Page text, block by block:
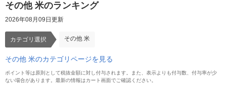
その他 米のランキング
2026年08月09日更新
カテゴリ選択 その他 米
その他 米のカテゴリページを見る
ポイント等は原則として税抜金額に対し付与されます。また、表示よりも付与数、付与率が少
ない場合があります。最新の情報はカート画面でご確認ください。